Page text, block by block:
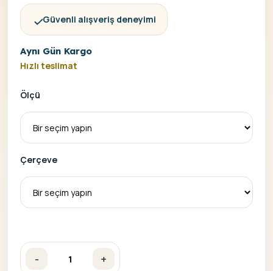
Güvenli alışveriş deneyimi
Aynı Gün Kargo
Hızlı teslimat
Ölçü
Çerçeve
-
Çiçeklerin Şöleni Sayılarla Boyama Seti adet
+